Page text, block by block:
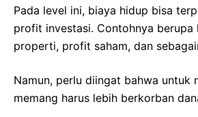
Pada level ini, biaya hidup bisa
profit investasi. Contohnya berupa
properti, profit saham, dan
Namun, perlu diingat bahwa untuk
memang harus lebih berkorban